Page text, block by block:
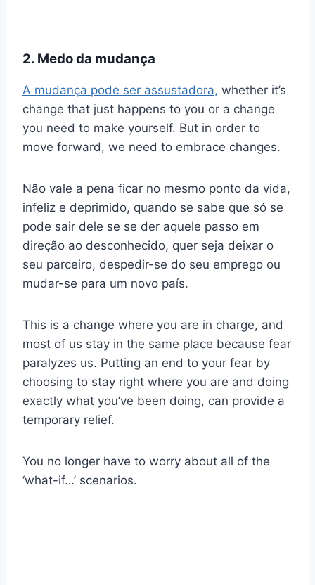
2. Medo da mudança
A mudança pode ser assustadora, whether it’s
change that just happens to you or a change
you need to make yourself. But in order to
move forward, we need to embrace changes.
Não vale a pena ficar no mesmo ponto da vida,
infeliz e deprimido, quando se sabe que só se
pode sair dele se se der aquele passo em
direção ao desconhecido, quer seja deixar o
seu parceiro, despedir-se do seu emprego ou
mudar-se para um novo país.
This is a change where you are in charge, and
most of us stay in the same place because fear
paralyzes us. Putting an end to your fear by
choosing to stay right where you are and doing
exactly what you’ve been doing, can provide a
temporary relief.
You no longer have to worry about all of the
‘what-if…’ scenarios.